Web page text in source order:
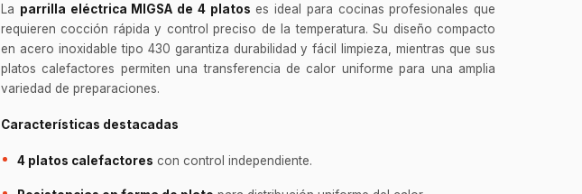
La parrilla eléctrica MIGSA de 4 platos es ideal para cocinas profesionales que
requieren cocción rápida y control preciso de la temperatura. Su diseño compacto
en acero inoxidable tipo 430 garantiza durabilidad y fácil limpieza, mientras que sus
platos calefactores permiten una transferencia de calor uniforme para una amplia
variedad de preparaciones.
Características destacadas
4 platos calefactores con control independiente.